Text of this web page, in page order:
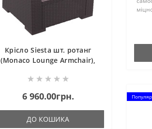
Крісло Siesta шт. ротанг
(Monaco Lounge Armchair),
6 960.00грн.
ДО КОШИКА
не ..